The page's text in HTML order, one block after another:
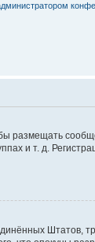
размещать
и т. д.